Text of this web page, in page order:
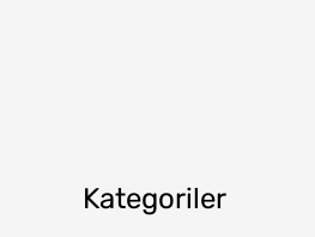
Kategoriler